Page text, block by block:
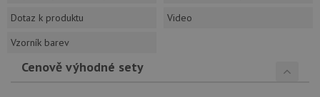
Dotaz k produktu
Video
Vzorník barev
Cenově výhodné sety